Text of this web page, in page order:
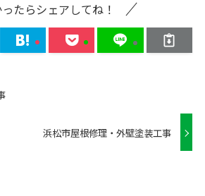
たらシェアしてね！
浜松市屋根修理・外壁塗装工事